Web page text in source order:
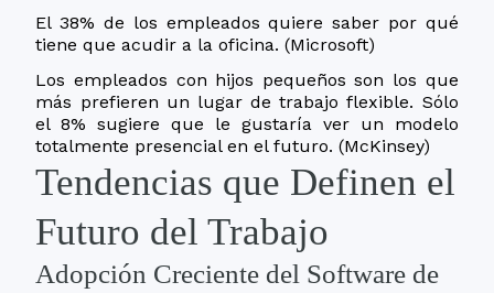
El 38% de los empleados quiere saber por qué
tiene que acudir a la oficina. (Microsoft)
Los empleados con hijos pequeños son los que
más prefieren un lugar de trabajo flexible. Sólo
el 8% sugiere que le gustaría ver un modelo
totalmente presencial en el futuro. (McKinsey)
Tendencias que Definen el
Futuro del Trabajo
Adopción Creciente del Software de